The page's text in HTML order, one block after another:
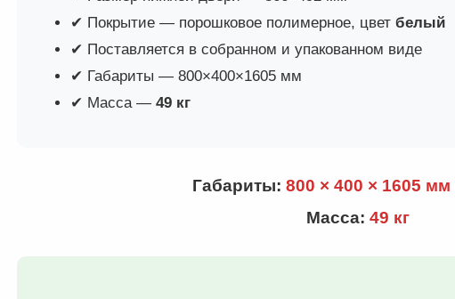
✔ Покрытие — порошковое полимерное, цвет белый
✔ Поставляется в собранном и упакованном виде
✔ Габариты — 800×400×1605 мм
✔ Масса — 49 кг
Габариты: 800 × 400 × 1605 мм
Масса:49 кг